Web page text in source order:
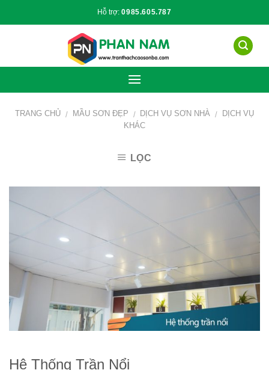
Hỗ trợ:0985.605.787
TRANG CHỦ / MẦU SƠN ĐẸP / DỊCH VỤ SƠN NHÀ /
DỊCH VỤ
KHÁC
LỌC
Hệ Thống Trần Nổi